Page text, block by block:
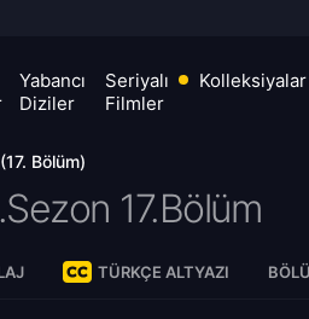
Yabancı
Diziler
Seriyalı
Filmler
Kolleksiyalar
Bölüm)
17.Bölüm
TÜRKÇE ALTYAZI